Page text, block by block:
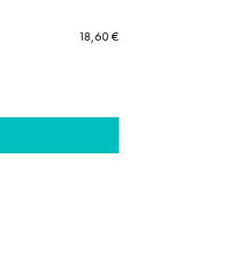
18,60 €